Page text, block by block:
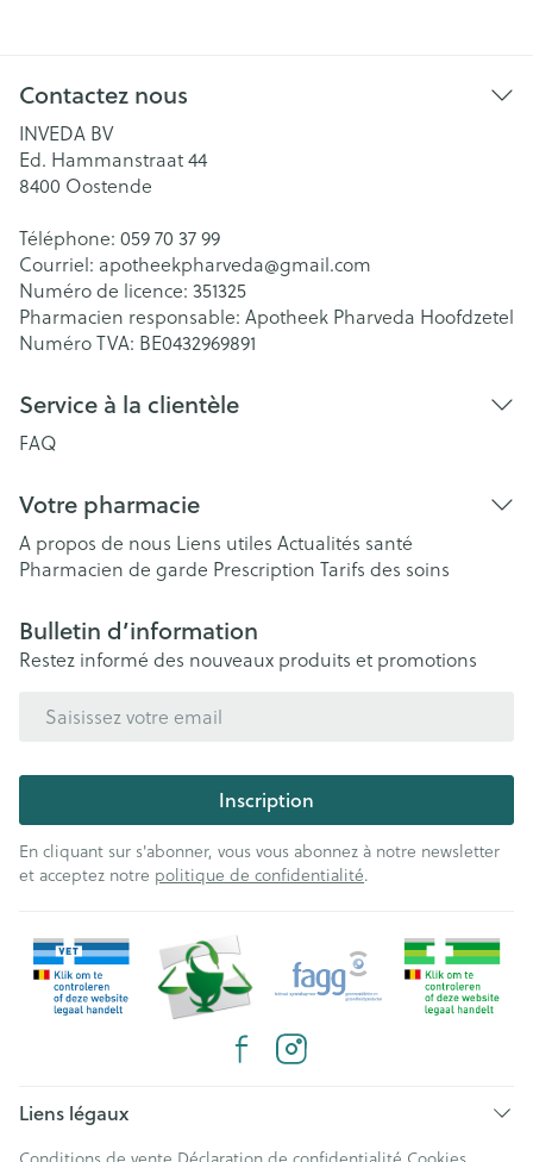
Contactez nous
INVEDA BV
Ed. Hammanstraat 44
8400 Oostende
Téléphone: 059 70 37 99
Courriel: apotheekpharveda@gmail.com
Numéro de licence: 351325
Pharmacien responsable: Apotheek Pharveda Hoofdzetel
Numéro TVA: BE0432969891
Service à la clientèle
FAQ
Votre pharmacie
A propos de nous Liens utiles Actualités santé
Pharmacien de garde Prescription Tarifs des soins
Bulletin d’information
Restez informé des nouveaux produits et promotions
Inscription
En cliquant sur s'abonner, vous vous abonnez à notre newsletter
et acceptez notre politique de confidentialité.
Liens légaux